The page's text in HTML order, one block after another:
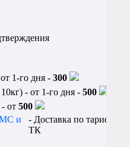
1-го дня - 300
- от 1-го дня - 500
от 500
и
- Доставка по тарифу
ТК